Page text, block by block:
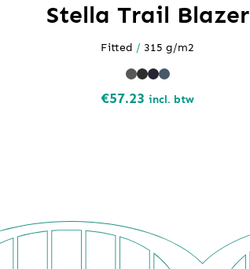
Stella Trail Blazer
Fitted / 315 g/m2
€57.23 incl. btw